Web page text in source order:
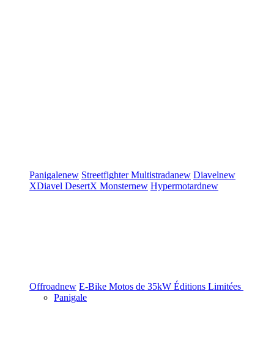
Panigalenew StreetfighterMultistradanew Diavelnew
XDiavel DesertX Monsternew Hypermotardnew
Offroadnew E-Bike Motos de 35kW Éditions Limitées
Panigale